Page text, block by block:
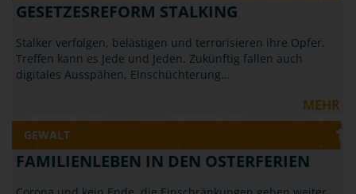
GESETZESREFORM STALKING
Stalker verfolgen, belästigen und terrorisieren ihre Opfer.
Treffen kann es Jede und Jeden. Zukünftig fallen auch
digitales Ausspähen, Einschüchterung…
MEHR
GEWALT
FAMILIENLEBEN IN DEN OSTERFERIEN